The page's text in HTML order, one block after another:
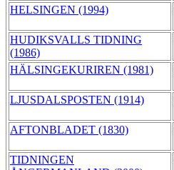
HELSINGEN (1994)
HUDIKSVALLS TIDNING
(1986)
HÄLSINGEKURIREN (1981)
LJUSDALSPOSTEN (1914)
AFTONBLADET (1830)
TIDNINGEN